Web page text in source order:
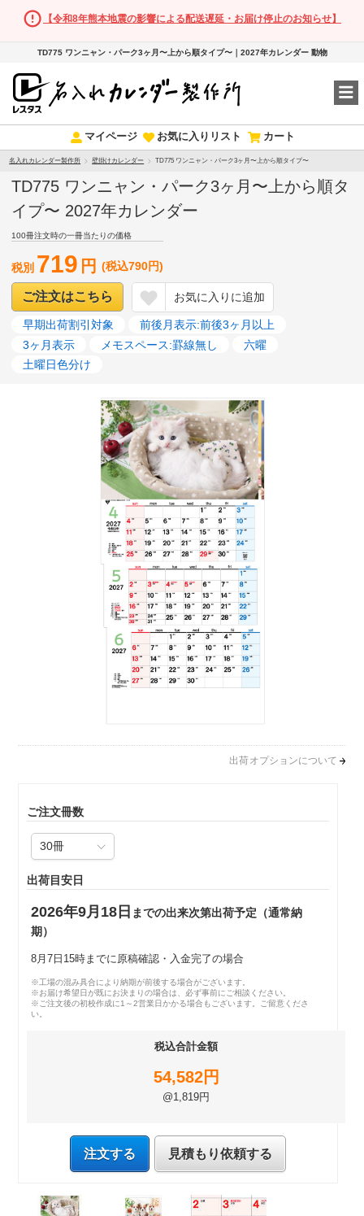
【令和8年熊本地震の影響による配送遅延・お届け停止のお知らせ】
TD775 ワンニャン・パーク3ヶ月〜上から順タイプ〜｜2027年カレンダー 動物
マイページ お気に入りリスト カート
名入れカレンダー製作所 壁掛けカレンダー TD775 ワンニャン・パーク3ヶ月〜上から順タイプ〜
TD775 ワンニャン・パーク3ヶ月〜上から順タ
イプ〜 2027年カレンダー
100冊注文時の一冊当たりの価格
税別 719 円 (税込790円)
ご注文はこちら お気に入りに追加
早期出荷割引対象
前後月表示:前後3ヶ月以上
3ヶ月表示
メモスペース:罫線無し
六曜
土曜日色分け
出荷オプションについて
ご注文冊数
出荷目安日
2026年9月18日 までの出来次第出荷予定（通常納
期）
8月7日15時までに原稿確認・入金完了の場合
※工場の混み具合により納期が前後する場合がございます。
※お届け希望日が既にお決まりの場合は、必ず事前にご相談ください。
※ご注文後の初校作成に1～2営業日かかる場合もございます。ご留意くださ
い。
税込合計金額
54,582円
@1,819円
注文する 見積もり依頼する